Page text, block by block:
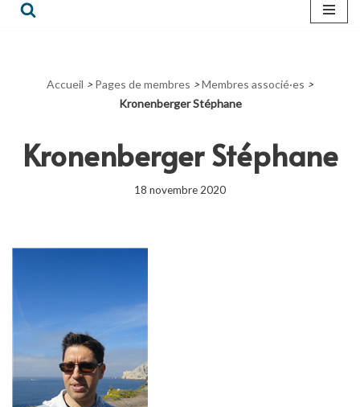
Accueil > Pages de membres >Membres associé·es >
Kronenberger Stéphane
Kronenberger Stéphane
18 novembre 2020